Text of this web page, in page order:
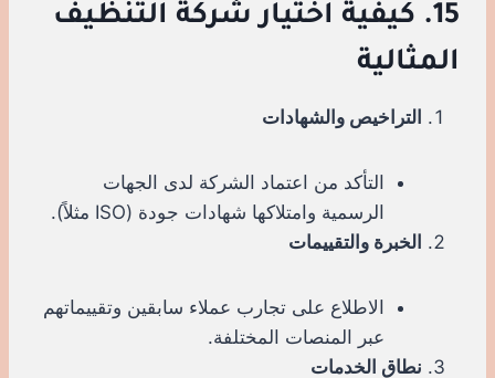
15. كيفية اختيار شركة التنظيف
المثالية
التراخيص والشهادات
التأكد من اعتماد الشركة لدى الجهات
الرسمية وامتلاكها شهادات جودة (ISO مثلاً).
الخبرة والتقييمات
الاطلاع على تجارب عملاء سابقين وتقييماتهم
عبر المنصات المختلفة.
نطاق الخدمات